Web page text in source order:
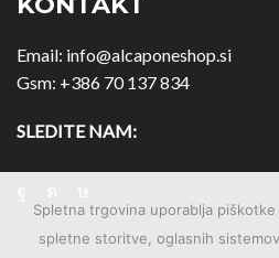
Email: info@alcaponeshop.si
Gsm: +386 70 137 834
SLEDITE NAM:
Spletna trgovina uporablja
spletne storitve, oglasnih